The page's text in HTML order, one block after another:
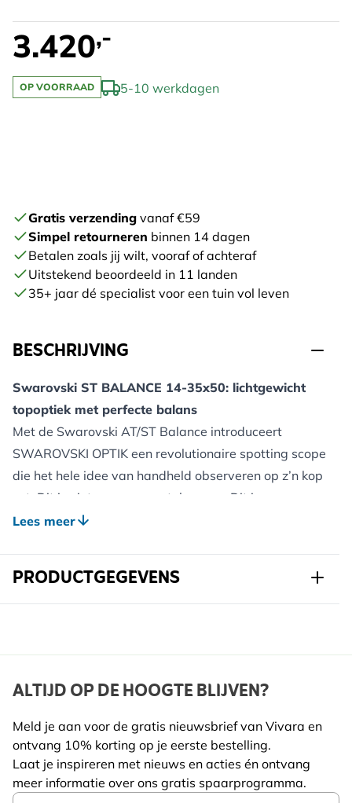
3.420,-
OP VOORRAAD 5-10 werkdagen
Gratis verzending vanaf €59
Simpel retourneren binnen 14 dagen
Betalen zoals jij wilt, vooraf of achteraf
Uitstekend beoordeeld in 11 landen
35+ jaar dé specialist voor een tuin vol leven
BESCHRIJVING
Swarovski ST BALANCE 14-35x50: lichtgewicht
topoptiek met perfecte balans
Met de Swarovski AT/ST Balance introduceert
SWAROVSKI OPTIK een revolutionaire spotting scope
die het hele idee van handheld observeren op z’n kop
zet. Dit is niet zomaar een telescoop. Dit is een
compleet nieuwe generatie stabilized spotting
De Swarovski ST BALANCE 14-35x50 bewijst dat
absolute topkwaliteit niet groot of zwaar hoeft te zijn.
ongeëvenaarde optiek met de
waardoor je geniet van een perfect uitgebalanceerde
kijkervaring – waar je ook bent.
Dankzij het lichte ontwerp en de slimme
gewichtsverdeling ligt de telescoop stabiel in de
hand en op het statief. Het resultaat? Een
Lees meer
PRODUCTGEGEVENS
Merk Swarovski
Breedte 91 mm
Lengte 268 mm
Gewicht 1.3 kg
Lees meer
ALTIJD OP DE HOOGTE BLIJVEN?
Meld je aan voor de gratis nieuwsbrief van Vivara en
ontvang 10% korting op je eerste bestelling.
Laat je inspireren met nieuws en acties én ontvang
meer informatie over ons gratis spaarprogramma.